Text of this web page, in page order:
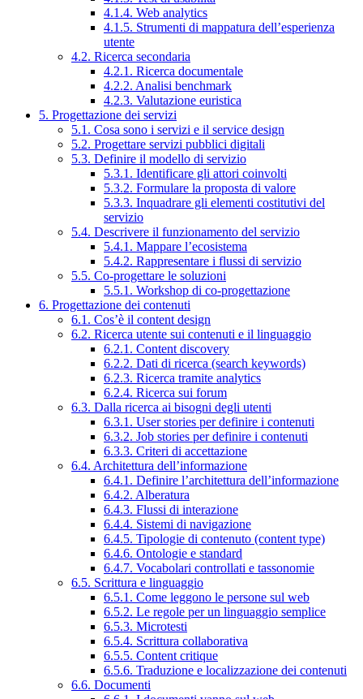
4.1.4. Web analytics
4.1.5. Strumenti di mappatura dell’esperienza
utente
4.2. Ricerca secondaria
4.2.1. Ricerca documentale
4.2.2. Analisi benchmark
4.2.3. Valutazione euristica
5. Progettazione dei servizi
5.1. Cosa sono i servizi e il service design
5.2. Progettare servizi pubblici digitali
5.3. Definire il modello di servizio
5.3.1. Identificare gli attori coinvolti
5.3.2. Formulare la proposta di valore
5.3.3. Inquadrare gli elementi costitutivi del
servizio
5.4. Descrivere il funzionamento del servizio
5.4.1. Mappare l’ecosistema
5.4.2. Rappresentare i flussi di servizio
5.5. Co-progettare le soluzioni
5.5.1. Workshop di co-progettazione
6. Progettazione dei contenuti
6.1. Cos’è il content design
6.2. Ricerca utente sui contenuti e il linguaggio
6.2.1. Content discovery
6.2.2. Dati di ricerca (search keywords)
6.2.3. Ricerca tramite analytics
6.2.4. Ricerca sui forum
6.3. Dalla ricerca ai bisogni degli utenti
6.3.1. User stories per definire i contenuti
6.3.2. Job stories per definire i contenuti
6.3.3. Criteri di accettazione
6.4. Architettura dell’informazione
6.4.1. Definire l’architettura dell’informazione
6.4.2. Alberatura
6.4.3. Flussi di interazione
6.4.4. Sistemi di navigazione
6.4.5. Tipologie di contenuto (content type)
6.4.6. Ontologie e standard
6.4.7. Vocabolari controllati e tassonomie
6.5. Scrittura e linguaggio
6.5.1. Come leggono le persone sul web
6.5.2. Le regole per un linguaggio semplice
6.5.3. Microtesti
6.5.4. Scrittura collaborativa
6.5.5. Content critique
6.5.6. Traduzione e localizzazione dei contenuti
6.6. Documenti